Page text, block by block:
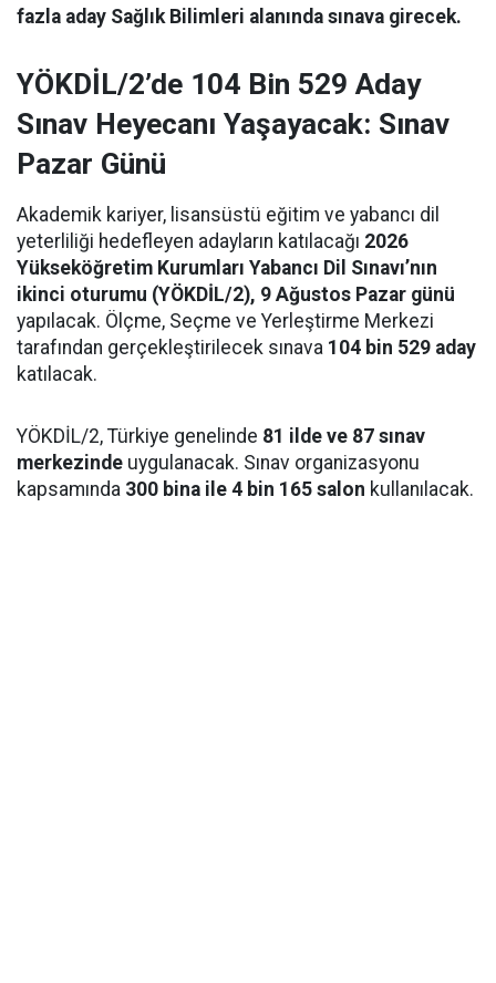
fazla aday Sağlık Bilimleri alanında sınava girecek.
YÖKDİL/2’de 104 Bin 529 Aday
Sınav Heyecanı Yaşayacak: Sınav
Pazar Günü
Akademik kariyer, lisansüstü eğitim ve yabancı dil
yeterliliği hedefleyen adayların katılacağı 2026
Yükseköğretim Kurumları Yabancı Dil Sınavı’nın
ikinci oturumu (YÖKDİL/2), 9 Ağustos Pazar günü
yapılacak. Ölçme, Seçme ve Yerleştirme Merkezi
tarafından gerçekleştirilecek sınava 104 bin 529 aday
katılacak.
YÖKDİL/2, Türkiye genelinde 81 ilde ve 87 sınav
merkezinde uygulanacak. Sınav organizasyonu
kapsamında 300 bina ile 4 bin 165 salon kullanılacak.